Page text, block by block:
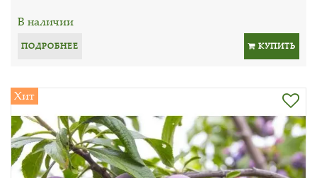
В наличии
ПОДРОБНЕЕ КУПИТЬ
Хит